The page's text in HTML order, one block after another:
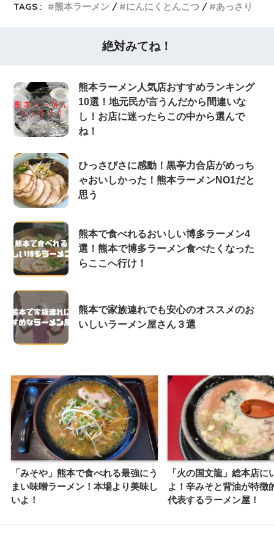
TAGS :
熊本ラーメン にんにくとんこつ あっさり
絶対みてね！
熊本ラーメン人気店おすすめランキング
10選！地元民が言うんだから間違いな
し！お店に迷ったらこの中から選んで
ね！
ひっさびさに感動！黒亭力合店がめっち
ゃおいしかった！熊本ラーメンNO1だと
思う
熊本で食べれるおいしい博多ラーメン4
選！熊本で博多ラーメン食べたくなった
らここへ行け！
熊本で家族連れでも安心のオススメのお
いしいラーメン屋さん３選
「みそや」熊本で食べれる最強にう
まい味噌ラーメン！本場より美味し
いよ！
「火の国文龍」総本店に
よ！辛みそと背油が特徴
代表するラーメン屋！